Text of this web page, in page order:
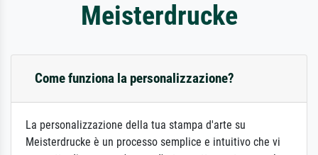
Meisterdrucke
Come funziona la personalizzazione?
La personalizzazione della tua stampa d'arte su
Meisterdrucke è un processo semplice e intuitivo che vi